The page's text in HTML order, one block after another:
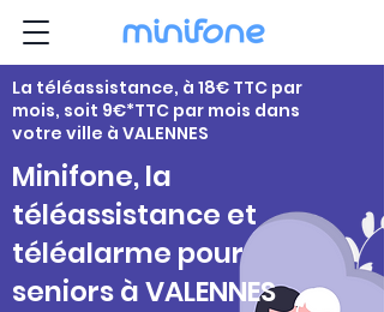
La téléassistance, à 18€ TTC par
mois, soit 9€*TTC par mois dans
votre ville à VALENNES
Minifone, la
téléassistance et
téléalarme pour
seniors à VALENNES